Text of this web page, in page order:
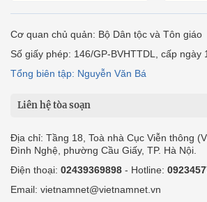
Cơ quan chủ quản: Bộ Dân tộc và Tôn giáo
Số giấy phép: 146/GP-BVHTTDL, cấp ngày
Tổng biên tập: Nguyễn Văn Bá
Liên hệ tòa soạn
Địa chỉ: Tầng 18, Toà nhà Cục Viễn thông
Đình Nghệ, phường Cầu Giấy, TP. Hà Nội.
Điện thoại: 02439369898 - Hotline:
Email: vietnamnet@vietnamnet.vn